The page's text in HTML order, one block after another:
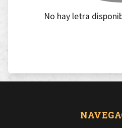
No hay letra